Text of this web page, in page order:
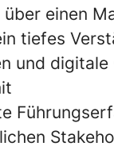
einen
tiefes
und